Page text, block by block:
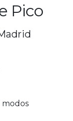
Pico